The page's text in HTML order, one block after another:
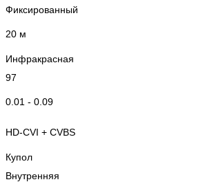
Фиксированный
20 м
Инфракрасная
97
0.01 - 0.09
HD-CVI + CVBS
Купол
Внутренняя